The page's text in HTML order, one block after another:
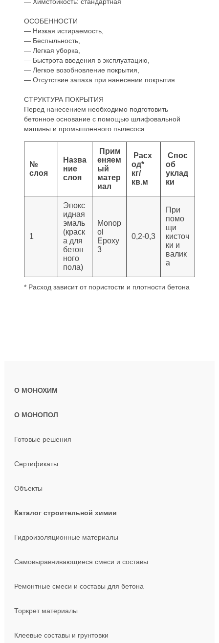
ОСОБЕННОСТИ
— Низкая истираемость,
— Беспыльность,
— Легкая уборка,
— Быстрота введения в эксплуатацию,
— Легкое возобновление покрытия,
— Отсутствие запаха при нанесении покрытия
СТРУКТУРА ПОКРЫТИЯ
Перед нанесением необходимо подготовить
бетонное основание с помощью шлифовальной
машины и промышленного пылесоса.
№
слоя
Назва
ние
слоя
Прим
еняем
ый
матер
иал
Расх
од*
кг/
кв.м
Спос
об
уклад
ки
1
Эпокс
идная
эмаль
(краск
а для
бетон
ного
пола)
Monop
ol
Epoxy
3
0,2-0,3
При
помо
щи
кисточ
ки и
валик
а
* Расход зависит от пористости и плотности бетона
О МОНОХИМ
О МОНОПОЛ
Готовые решения
Сертификаты
Объекты
Каталог строительной химии
Гидроизоляционные материалы
Самовыравнивающиеся смеси и составы
Ремонтные смеси и составы для бетона
Торкрет материалы
Клеевые составы и грунтовки